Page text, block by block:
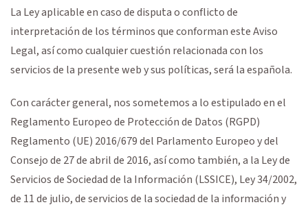
La Ley aplicable en caso de disputa o conflicto de
interpretación de los términos que conforman este Aviso
Legal, así como cualquier cuestión relacionada con los
servicios de la presente web y sus políticas, será la española.
Con carácter general, nos sometemos a lo estipulado en el
Reglamento Europeo de Protección de Datos (RGPD)
Reglamento (UE) 2016/679 del Parlamento Europeo y del
Consejo de 27 de abril de 2016, así como también, a la Ley de
Servicios de Sociedad de la Información (LSSICE), Ley 34/2002,
de 11 de julio, de servicios de la sociedad de la información y